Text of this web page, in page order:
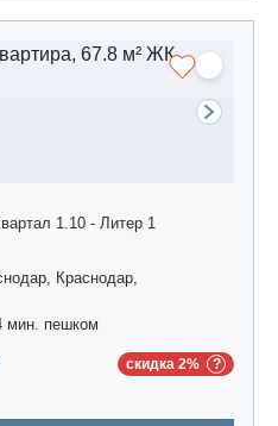
1.10 - Литер 1
Краснодар,
мин. пешком
скидка 2%